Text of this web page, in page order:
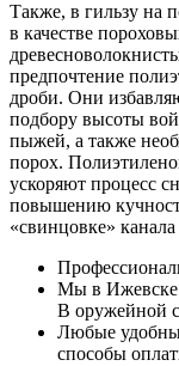
Также, в гильзу на
в качестве
предпочтение
дроби. Они
подбору высоты
пыжей, а также
порох.
ускоряют процесс
повышению
«свинцовке» канала
Мы в
В оружейной
Любые
способы